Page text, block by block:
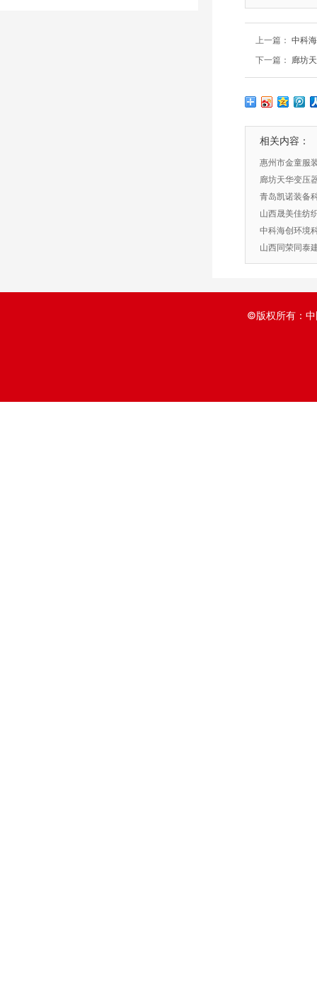
上一篇： 中科
下一篇： 廊坊
相关内容：
惠州市金童服
廊坊天华变压
青岛凯诺装备
山西晟美佳纺
中科海创环境
山西同荣同泰
©版权所有：